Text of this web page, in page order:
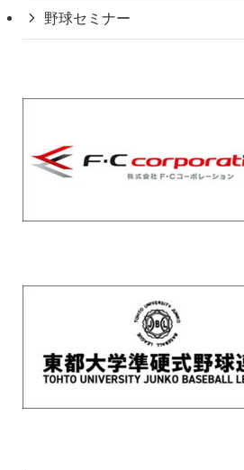
野球セミナー